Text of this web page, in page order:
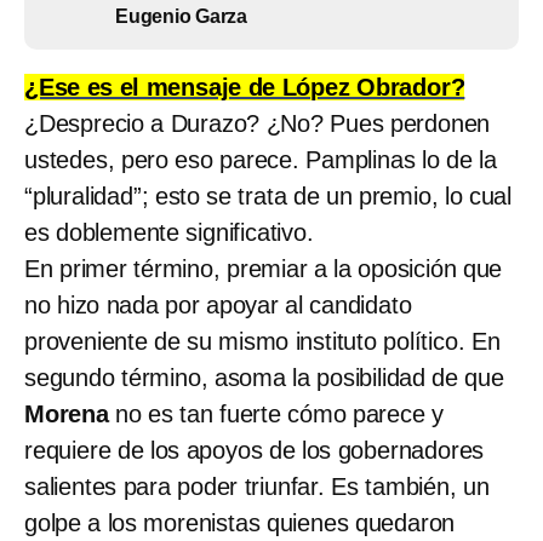
Eugenio Garza
¿Ese es el mensaje de López Obrador?
¿Desprecio a Durazo? ¿No? Pues perdonen
ustedes, pero eso parece. Pamplinas lo de la
“pluralidad”; esto se trata de un premio, lo cual
es doblemente significativo.
En primer término, premiar a la oposición que
no hizo nada por apoyar al candidato
proveniente de su mismo instituto político. En
segundo término, asoma la posibilidad de que
Morenano es tan fuerte cómo parece y
requiere de los apoyos de los gobernadores
salientes para poder triunfar. Es también, un
golpe a los morenistas quienes quedaron